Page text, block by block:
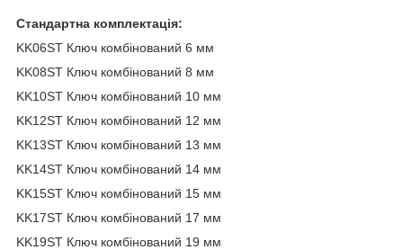
Стандартна комплектація:
KK06ST Ключ комбінований 6 мм
KK08ST Ключ комбінований 8 мм
KK10ST Ключ комбінований 10 мм
KK12ST Ключ комбінований 12 мм
KK13ST Ключ комбінований 13 мм
KK14ST Ключ комбінований 14 мм
KK15ST Ключ комбінований 15 мм
KK17ST Ключ комбінований 17 мм
KK19ST Ключ комбінований 19 мм